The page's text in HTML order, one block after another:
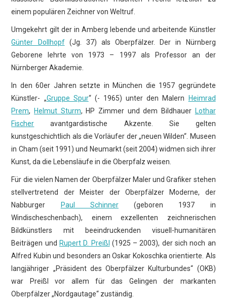
einem populären Zeichner von Weltruf.
Umgekehrt gilt der in Amberg lebende und arbeitende Künstler
Günter Dollhopf(Jg. 37) als Oberpfälzer. Der in Nürnberg
Geborene lehrte von 1973 – 1997 als Professor an der
Nürnberger Akademie.
In den 60er Jahren setzte in München die 1957 gegründete
Künstler- „Gruppe Spur“ (- 1965) unter den Malern
Heimrad
Prem, Helmut Sturm, HP Zimmer und dem Bildhauer Lothar
Fischer avantgardistische Akzente. Sie gelten
kunstgeschichtlich als die Vorläufer der „neuen Wilden“. Museen
in Cham (seit 1991) und Neumarkt (seit 2004) widmen sich ihrer
Kunst, da die Lebensläufe in die Oberpfalz weisen.
Für die vielen Namen der Oberpfälzer Maler und Grafiker stehen
stellvertretend der Meister der Oberpfälzer Moderne, der
Nabburger
Paul Schinner(geboren 1937 in
Windischeschenbach), einem exzellenten zeichnerischen
Bildkünstlers mit beeindruckenden visuell-humanitären
Beiträgen und Rupert D. Preißl (1925 – 2003), der sich noch an
Alfred Kubin und besonders an Oskar Kokoschka orientierte. Als
langjähriger „Präsident des Oberpfälzer Kulturbundes“ (OKB)
war Preißl vor allem für das Gelingen der markanten
Oberpfälzer „Nordgautage“ zuständig.